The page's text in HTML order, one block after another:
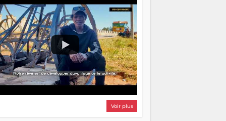
il perpétue un métier discret mais
Voir plus